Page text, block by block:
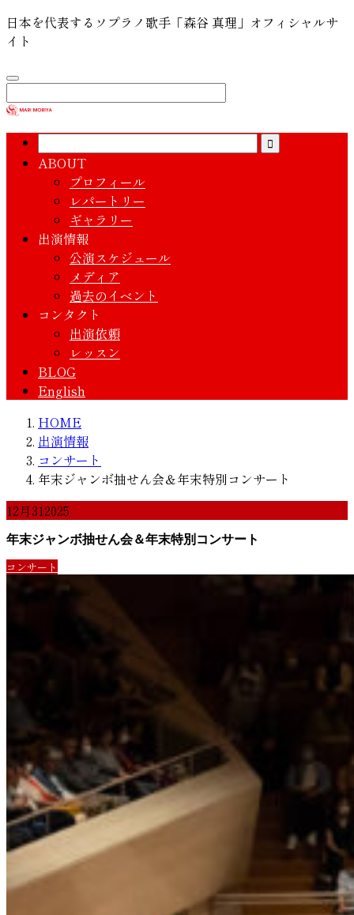
日本を代表するソプラノ歌手「森谷 真理」オフィシャルサ
イト
ABOUT
プロフィール
レパートリー
ギャラリー
出演情報
公演スケジュール
メディア
過去のイベント
コンタクト
出演依頼
レッスン
BLOG
English
HOME
出演情報
コンサート
年末ジャンボ抽せん会＆年末特別コンサート
12月312025
年末ジャンボ抽せん会＆年末特別コンサート
コンサート